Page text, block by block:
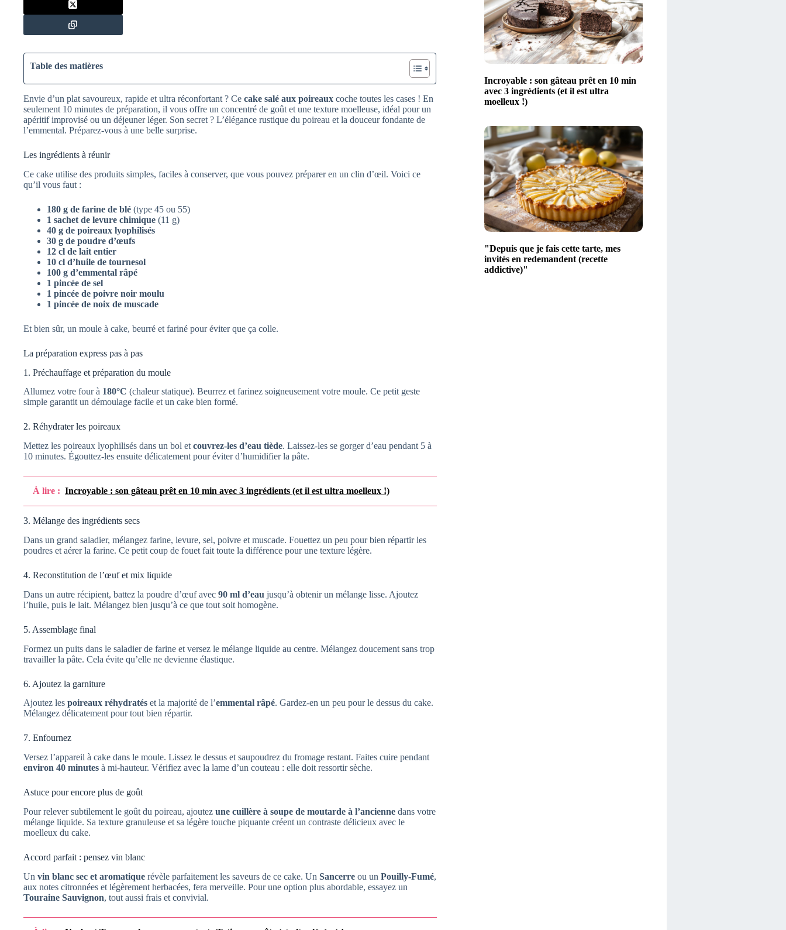
Table des matières
Envie d’un plat savoureux, rapide et ultra réconfortant ? Ce cake salé aux poireaux coche toutes les cases ! En
seulement 10 minutes de préparation, il vous offre un concentré de goût et une texture moelleuse, idéal pour un
apéritif improvisé ou un déjeuner léger. Son secret ? L’élégance rustique du poireau et la douceur fondante de
l’emmental. Préparez-vous à une belle surprise.
Les ingrédients à réunir
Ce cake utilise des produits simples, faciles à conserver, que vous pouvez préparer en un clin d’œil. Voici ce
qu’il vous faut :
180 g de farine de blé (type 45 ou 55)
1 sachet de levure chimique (11 g)
40 g de poireaux lyophilisés
30 g de poudre d’œufs
12 cl de lait entier
10 cl d’huile de tournesol
100 g d’emmental râpé
1 pincée de sel
1 pincée de poivre noir moulu
1 pincée de noix de muscade
Et bien sûr, un moule à cake, beurré et fariné pour éviter que ça colle.
La préparation express pas à pas
1. Préchauffage et préparation du moule
Allumez votre four à 180°C (chaleur statique). Beurrez et farinez soigneusement votre moule. Ce petit geste
simple garantit un démoulage facile et un cake bien formé.
2. Réhydrater les poireaux
Mettez les poireaux lyophilisés dans un bol et couvrez-les d’eau tiède. Laissez-les se gorger d’eau pendant 5 à
10 minutes. Égouttez-les ensuite délicatement pour éviter d’humidifier la pâte.
À lire : Incroyable : son gâteau prêt en 10 min avec 3 ingrédients (et il est ultra moelleux !)
3. Mélange des ingrédients secs
Dans un grand saladier, mélangez farine, levure, sel, poivre et muscade. Fouettez un peu pour bien répartir les
poudres et aérer la farine. Ce petit coup de fouet fait toute la différence pour une texture légère.
4. Reconstitution de l’œuf et mix liquide
Dans un autre récipient, battez la poudre d’œuf avec 90 ml d’eau jusqu’à obtenir un mélange lisse. Ajoutez
l’huile, puis le lait. Mélangez bien jusqu’à ce que tout soit homogène.
5. Assemblage final
Formez un puits dans le saladier de farine et versez le mélange liquide au centre. Mélangez doucement sans trop
travailler la pâte. Cela évite qu’elle ne devienne élastique.
6. Ajoutez la garniture
Ajoutez les poireaux réhydratés et la majorité de l’emmental râpé. Gardez-en un peu pour le dessus du cake.
Mélangez délicatement pour tout bien répartir.
7. Enfournez
Versez l’appareil à cake dans le moule. Lissez le dessus et saupoudrez du fromage restant. Faites cuire pendant
environ 40 minutes à mi-hauteur. Vérifiez avec la lame d’un couteau : elle doit ressortir sèche.
Astuce pour encore plus de goût
Pour relever subtilement le goût du poireau, ajoutez une cuillère à soupe de moutarde à l’ancienne dans votre
mélange liquide. Sa texture granuleuse et sa légère touche piquante créent un contraste délicieux avec le
moelleux du cake.
Accord parfait : pensez vin blanc
Un vin blanc sec et aromatique révèle parfaitement les saveurs de ce cake. Un Sancerre ou un Pouilly-Fumé,
aux notes citronnées et légèrement herbacées, fera merveille. Pour une option plus abordable, essayez un
Touraine Sauvignon, tout aussi frais et convivial.
Incroyable : son gâteau prêt en 10 min
avec 3 ingrédients (et il est ultra
moelleux !)
"Depuis que je fais cette tarte, mes
invités en redemandent (recette
addictive)"